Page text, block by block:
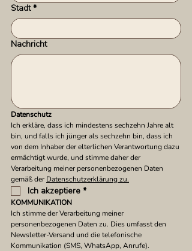
Stadt *
Nachricht
Datenschutz
Ich erkläre, dass ich mindestens sechzehn Jahre alt
bin, und falls ich jünger als sechzehn bin, dass ich
von dem Inhaber der elterlichen Verantwortung dazu
ermächtigt wurde, und stimme daher der
Verarbeitung meiner personenbezogenen Daten
gemäß der Datenschutzerklärung zu.
Ich akzeptiere *
KOMMUNIKATION
Ich stimme der Verarbeitung meiner
personenbezogenen Daten zu. Dies umfasst den
Newsletter-Versand und die telefonische
Kommunikation (SMS, WhatsApp, Anrufe).